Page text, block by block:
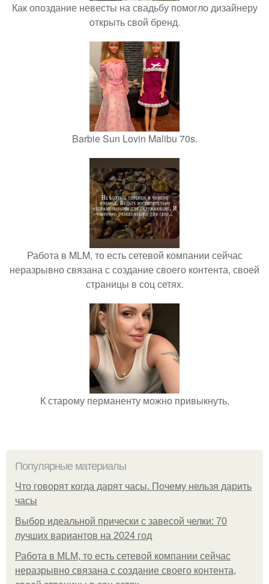
Как опоздание невесты на свадьбу помогло дизайнеру
открыть свой бренд.
Barbie Sun Lovin Malibu 70s.
Работа в MLM, то есть сетевой компании сейчас
неразрывно связана с создание своего контента, своей
страницы в соц сетях.
К старому перманенту можно привыкнуть.
Популярные материалы
Что говорят когда дарят часы. Почему нельзя дарить
часы
Выбор идеальной прически с завесой челки: 70
лучших вариантов на 2024 год
Работа в MLM, то есть сетевой компании сейчас
неразрывно связана с создание своего контента,